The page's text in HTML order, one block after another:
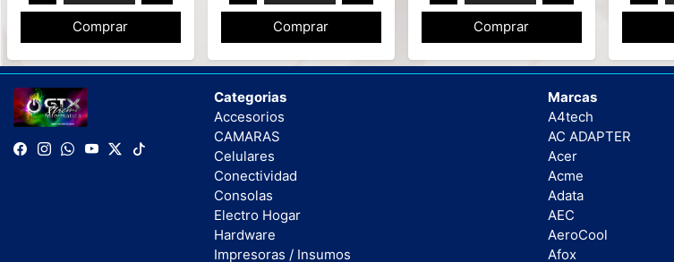
Comprar Comprar Comprar
Categorias
Accesorios
CAMARAS
Celulares
Conectividad
Consolas
Electro Hogar
Hardware
Impresoras / Insumos
Marcas
A4tech
AC ADAPTER
Acer
Acme
Adata
AEC
AeroCool
Afox